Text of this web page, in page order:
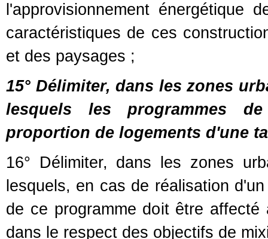
l'approvisionnement énergétique
caractéristiques de ces
et des paysages ;
15° Délimiter, dans les zones
lesquels les programmes
proportion de logements d'une
16° Délimiter, dans les zones
lesquels, en cas de réalisation
de ce programme doit être
dans le respect des objectifs de